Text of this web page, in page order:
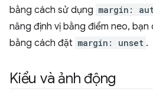
bằng cách sử dụng margin:
năng định vị bằng điểm neo,
bằng cách đặt margin: unset .
Kiểu và ảnh động